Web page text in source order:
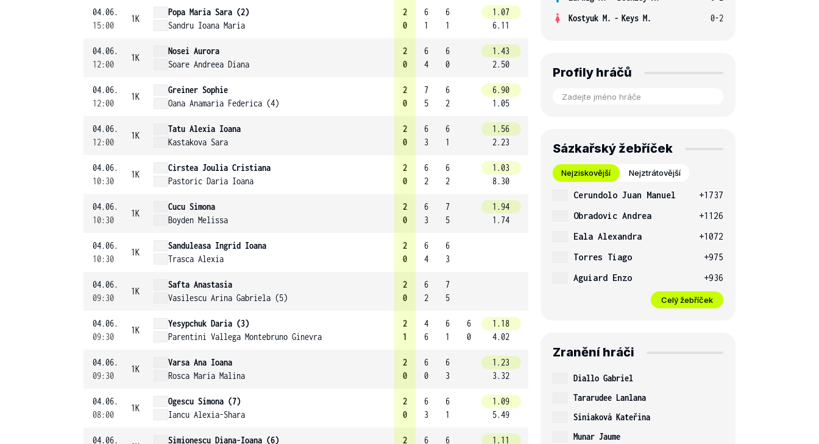
04.06.
15:00
1K
Popa Maria Sara (2)
Sandru Ioana Maria
2
0
6
1
6
1
1.07
6.11
04.06.
12:00
1K
Nosei Aurora
Soare Andreea Diana
2
0
6
4
6
0
1.43
2.50
04.06.
12:00
1K
Greiner Sophie
Oana Anamaria Federica (4)
2
0
7
5
6
2
6.90
1.05
04.06.
12:00
1K
Tatu Alexia Ioana
Kastakova Sara
2
0
6
3
6
1
1.56
2.23
04.06.
10:30
1K
Cirstea Joulia Cristiana
Pastoric Daria Ioana
2
0
6
2
6
2
1.03
8.30
04.06.
10:30
1K
Cucu Simona
Boyden Melissa
2
0
6
3
7
5
1.94
1.74
04.06.
10:30
1K
Sanduleasa Ingrid Ioana
Trasca Alexia
2
0
6
4
6
3
04.06.
09:30
1K
Safta Anastasia
Vasilescu Arina Gabriela (5)
2
0
6
2
7
5
04.06.
09:30
1K
Yesypchuk Daria (3)
Parentini Vallega Montebruno Ginevra
2
1
4
6
6
1
6
0
1.18
4.02
04.06.
09:30
1K
Varsa Ana Ioana
Rosca Maria Malina
2
0
6
0
6
3
1.23
3.32
04.06.
08:00
1K
Ogescu Simona (7)
Iancu Alexia-Shara
2
0
6
3
6
1
1.09
5.49
04.06. Simionescu Diana-Ioana (6) 2 6 6 1.11
Kostyuk M. - Keys M. 0-2
Profily hráčů
Sázkařský žebříček
Nejziskovější Nejztrátovější
Cerundolo Juan Manuel
+1737
Obradovic Andrea
+1126
Eala Alexandra
+1072
Torres Tiago
+975
Aguiard Enzo
+936
Celý žebříček
Zranění hráči
Diallo Gabriel
Tararudee Lanlana
Siniaková Kateřina
Munar Jaume